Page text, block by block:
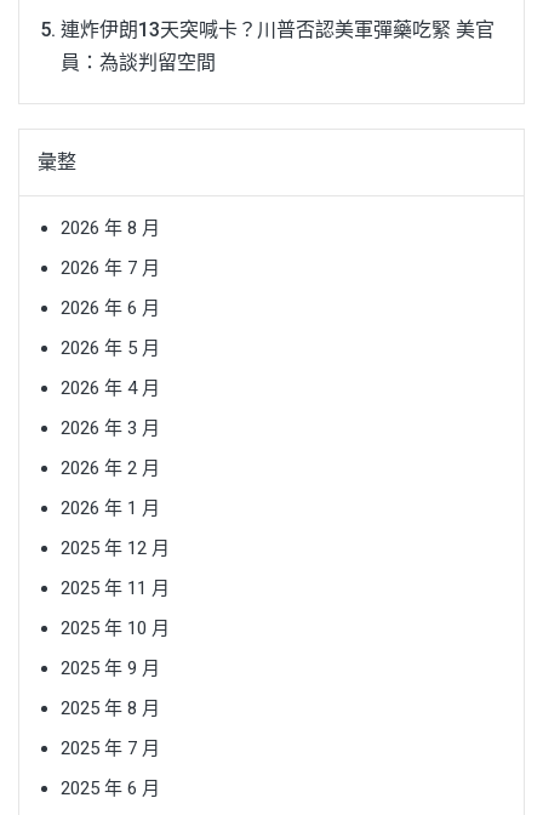
連炸伊朗13天突喊卡？川普否認美軍彈藥吃緊 美官
員：為談判留空間
彙整
2026 年 8 月
2026 年 7 月
2026 年 6 月
2026 年 5 月
2026 年 4 月
2026 年 3 月
2026 年 2 月
2026 年 1 月
2025 年 12 月
2025 年 11 月
2025 年 10 月
2025 年 9 月
2025 年 8 月
2025 年 7 月
2025 年 6 月